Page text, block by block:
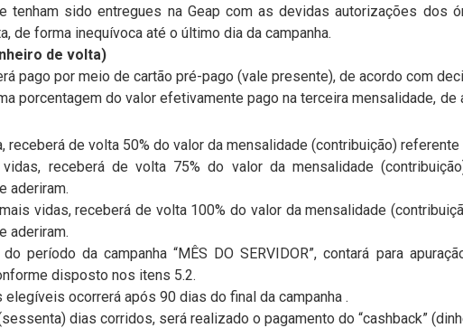
tenham sido entregues na Geap com as devidas autorizações dos
de forma inequívoca até o último dia da campanha.
de volta)
pago por meio de cartão pré-pago (vale presente), de acordo com
porcentagem do valor efetivamente pago na terceira mensalidade, de
receberá de volta 50% do valor da mensalidade (contribuição)
receberá de volta 75% do valor da mensalidade
aderiram.
vidas, receberá de volta 100% do valor da mensalidade
aderiram.
período da campanha “MÊS DO SERVIDOR”, contará para
disposto nos itens 5.2.
ocorrerá após 90 dias do final da campanha .
dias corridos, será realizado o pagamento do “cashback”